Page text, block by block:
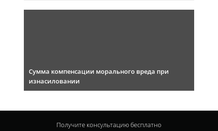
Сумма компенсации морального вреда при
изнасиловании
Получите консультациюбесплатно